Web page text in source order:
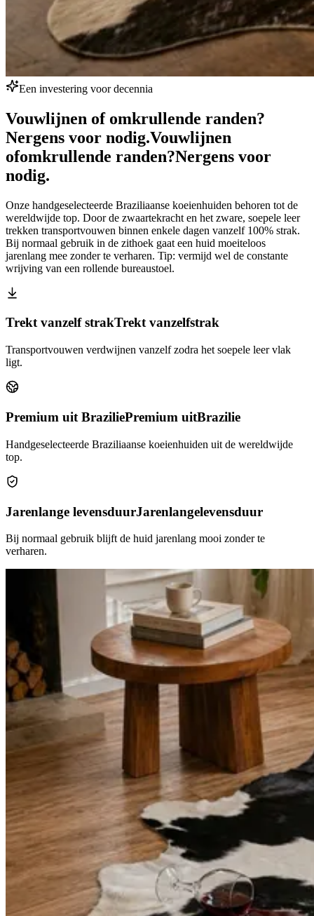
Een investering voor decennia
Vouwlijnen of omkrullende randen?
Nergens voor nodig.Vouwlijnen
ofomkrullende randen?Nergens voor
nodig.
Onze handgeselecteerde Braziliaanse koeienhuiden behoren tot de
wereldwijde top. Door de zwaartekracht en het zware, soepele leer
trekken transportvouwen binnen enkele dagen vanzelf 100% strak.
Bij normaal gebruik in de zithoek gaat een huid moeiteloos
jarenlang mee zonder te verharen. Tip: vermijd wel de constante
wrijving van een rollende bureaustoel.
Trekt vanzelf strakTrekt vanzelfstrak
Transportvouwen verdwijnen vanzelf zodra het soepele leer vlak
ligt.
Premium uit BraziliePremium uitBrazilie
Handgeselecteerde Braziliaanse koeienhuiden uit de wereldwijde
top.
Jarenlange levensduurJarenlangelevensduur
Bij normaal gebruik blijft de huid jarenlang mooi zonder te
verharen.